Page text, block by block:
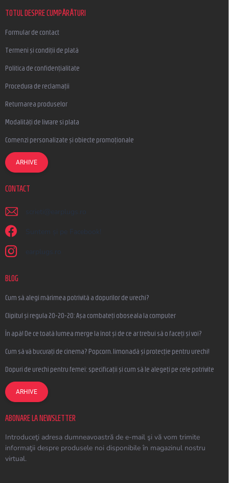
TOTUL DESPRE CUMPĂRĂTURI
Formular de contact
Termeni și condiții de plată
Politica de confidențialitate
Procedura de reclamații
Returnarea produselor
Modalități de livrare si plata
Comenzi personalizate și obiecte promoționale
ARHIVE
CONTACT
scrieti @ earplugs.ro
Suntem și pe Facebook!
earplugs.ro
BLOG
Cum să alegi mărimea potrivită a dopurilor de urechi?
Clipitul și regula 20-20-20: Așa combateți oboseala la computer
În apă! De ce toată lumea merge la înot și de ce ar trebui să o faceți și voi?
Cum să vă bucurați de cinema? Popcorn, limonadă și protecție pentru urechi!
Dopuri de urechi pentru femei: specificații și cum să le alegeți pe cele potrivite
ARHIVE
ABONARE LA NEWSLETTER
Introduceţi adresa dumneavoastră de e-mail şi vă vom trimite
informaţii despre produsele noi disponibile în magazinul nostru
virtual.